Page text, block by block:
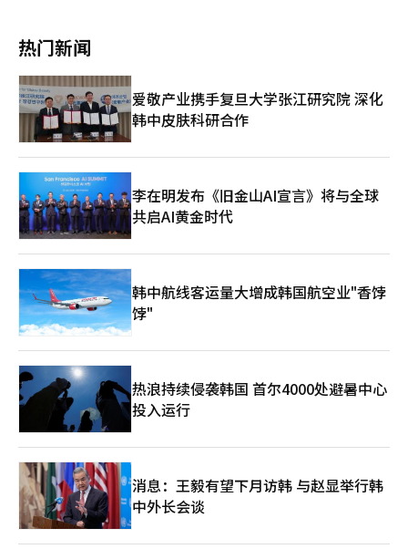
新客户群体、增强客户黏性，进一步提升平台的综合竞争力。 除
关注，已成为打破金融与非金融服务界限的典型案例。 新韩金融
集团通过“ddangyo”首次进军非金融领域。该平台在2020年12
月被金融委员会指定为创新金融服务后，经过约一年的筹备期间，
于2022年1月14日正式上线。 据新韩银行介绍，该平台的优势在
手续费。相比之下，其他外卖平台的平均手续费高达
11.4%，“ddangyo”的收费标准则更为合理。以月销售额为500
万韩元（约合人民币2.5万元）的商户为例，在其他平台结算后实
际可得约443万韩元，而通过“ddangyo”结算后可获得约490万
韩元，收入却明显更高。 目前，“ddangyo”已不再是单纯的外
卖平台，而是发展成为涵盖区域货币支付、小微商户贷款等服务的
综合性生活服务平台。 业内人士表示，银行的传统服务平台正逐
步从单一的金融服务工具转型为覆盖客户日常生活与资产管理的综
合性金融平台。未来，各家银行还将持续推出多元化的创新服务，
为客户生活带来前所未有的便利。
（-1.8%）的下降，工业制品整体下滑1.1%。细分品类中，聚乙烯
（-1.5%）、家用冰箱（-7.4%）等跌幅较大。 6月贸易指数（以
美元为基准）显示，进口物量指数为112.55，进口金额指数为
129.75，分别同比增长11.2%和2.9%。出口物量指数为125.86，
出口金额指数为138.96，也分别上涨6.8%和2.8%。 商品贸易条件
指数为95.78，同比增长4%，实现连续24个月增长。这是由于进
口价格（-7.4%）降幅大于出口价格（-3.7%）。商品贸易条件指
数是出口商品价格指数与进口商品价格指数的比值，该指数反映了
一国单位出口商品能够换取的进口商品数量。随着商品贸易条件指
数（4%）与出口物量指数（6.8%）的上升，收入贸易条件指数
（120.55）也同比增长11%。
五国抽取5000个以上工作岗位，调查AI对工作岗位的影响，并发
布《Skills Outlook》报告。会计、行政秘书等白领职业30%的工
作可被AI取代，而管道工人等蓝领职业的工作仅1%可被取代。 非
盈利团体“Employ America”发布的数据显示，2022年3月至
2023年3月期间，美国失业白领达到15万人，而蓝领工种则成为最
向往的职业。根据《华尔街日报》对美国劳工部统计的分析，机械
工和木工的时薪分别为23.32美元和24.71美元。年薪过亿韩元的职
业也不在少数，据职业评估网站Glassdoor的数据，美国熟练管道
工的年薪为9.348万美元，高于硕士毕业生平均年薪（8.6372万美
元）。 人口老龄化加速、劳动力锐减是全球多国面临的共同难
题。美国到2030年制造业将面临210万的人才缺口，中国劳动力人
口自2015年达到9.98亿的顶峰后急剧减少，已很难像以前一样输
出廉价劳动力。 韩国的情况也极为相似，越来越多年轻人开始脱
丝”。随着韩国步入超老龄化社会，劳动力缺口日益扩大推动蓝领
身价飙涨。 韩国建筑协会、中小企业中央会去年的统计结果显
示，蓝领职业中工资最高的是特高压电缆工人，日薪高达42.12万
韩元（约合人民币2200元），若每月工作20天，可获得至少842万
韩元的收入。脚手架工人、电焊工、泥瓦匠、油漆工人的日薪也均
超过25万韩元。 尤其是“95后”的就业观念也发生巨变，过去年
轻人更加青睐即使收入平平但“体面”的白领岗位，但如今他们更
倾向于能够满足WLB（Work Life Balance，工作生活平衡）的蓝
领工作，虽然劳动强度较大，但“干的越多，赚的越多”，最具代
表性的是现代汽车生产线工人，年薪逼近1亿韩元被视为“金饭
碗”，每年吸引大批应聘者慕名而来。 就业招聘信息网站Incruit
面向481名应届大学毕业生实施的调查显示，70.3%的受访者回答
如果有机会，会考虑从事蓝领工作。给出的理由主要为“工作内容
单纯”、“收入可观”、“不被业绩和升职压力困扰”等，42.8%
的受访者认为AI的普及将导致白领工作减少。 年轻人对蓝领工作的
关注并不仅仅局限于找工作的喜好上，蓝领文化“出圈”扩大至文
热门新闻
爱敬产业携手复旦大学张江研究院 深化
韩中皮肤科研合作
李在明发布《旧金山AI宣言》将与全球
共启AI黄金时代
韩中航线客运量大增成韩国航空业"香饽
饽"
热浪持续侵袭韩国 首尔4000处避暑中心
投入运行
消息：王毅有望下月访韩 与赵显举行韩
中外长会谈